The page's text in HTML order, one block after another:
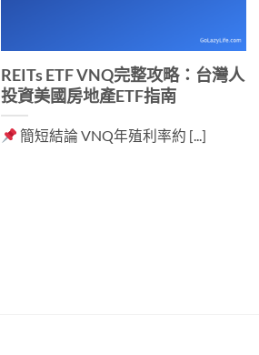
REITs ETF VNQ完整攻略：台灣人
投資美國房地產ETF指南
簡短結論 VNQ年殖利率約 [...]